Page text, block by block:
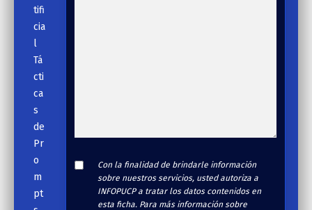
tifi
cia
l
Tá
cti
ca
s
de
Pr
o
m
pt
Con la finalidad de brindarle información
sobre nuestros servicios, usted autoriza a
INFOPUCP a tratar los datos contenidos en
esta ficha. Para más información sobre